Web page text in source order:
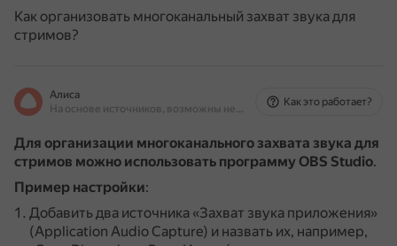
Как организовать многоканальный захват звука для
стримов?
Алиса
На основе источников, возможны неточности
Как это работает?
Для организации многоканального захвата звука для
стримов можно использовать программу OBS Studio.
Пример настройки:
Добавить два источника «Захват звука приложения»
(Application Audio Capture) и назвать их, например,